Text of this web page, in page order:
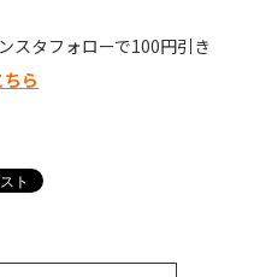
スタフォローで100円引き
ら